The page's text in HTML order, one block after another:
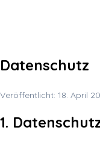
Datenschutz
Veröffentlicht: 18. April
1.